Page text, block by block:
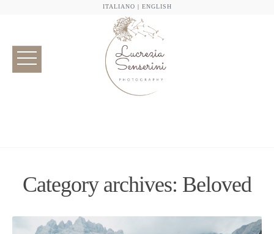
ITALIANO | ENGLISH
Category archives: Beloved